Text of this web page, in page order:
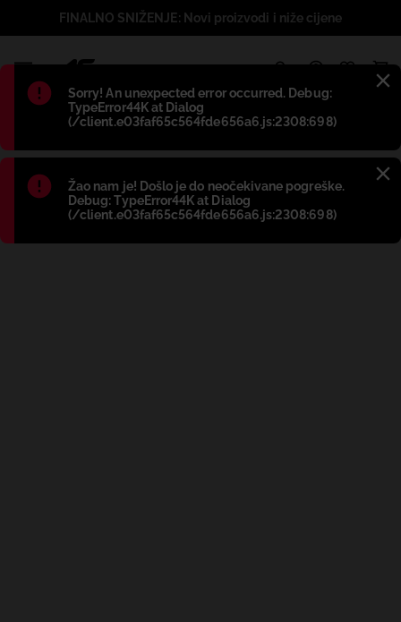
Błąd:
Sorry! An unexpected error occurred. Debug:
TypeError44K at Dialog
(/client.e03faf65c564fde656a6.js:2308:698)
Błąd:
Žao nam je! Došlo je do neočekivane pogreške.
Debug: TypeError44K at Dialog
(/client.e03faf65c564fde656a6.js:2308:698)
FINALNO SNIŽENJE: Novi proizvodi i niže cijene